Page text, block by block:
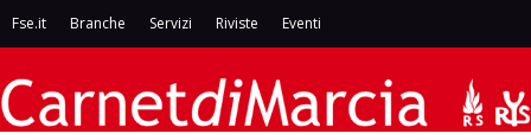
Fse.it Branche Servizi Riviste Eventi